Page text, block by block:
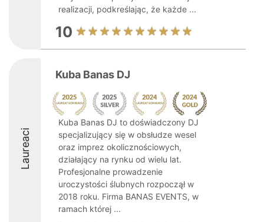
realizacji, podkreślając, że każde ...
10
Laureaci
Kuba Banas DJ
Kuba Banas DJ to doświadczony DJ
specjalizujący się w obsłudze wesel
oraz imprez okolicznościowych,
działający na rynku od wielu lat.
Profesjonalne prowadzenie
uroczystości ślubnych rozpoczął w
2018 roku. Firma BANAS EVENTS, w
ramach której ...